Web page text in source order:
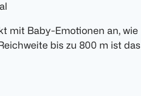
mit Baby-Emotionen an, wie
bis zu 800 m ist das